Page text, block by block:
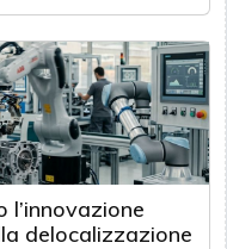
l’innovazione
delocalizzazione